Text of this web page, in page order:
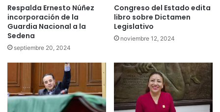
Respalda Ernesto Núñez
incorporación de la
Guardia Nacional a la
Sedena
septiembre 20, 2024
Congreso del Estado edita
libro sobre Dictamen
Legislativo
noviembre 12, 2024